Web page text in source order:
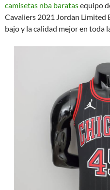
camisetas nba baratasequipo
Cavaliers 2021 Jordan Limited
bajo y la calidad mejor en toda